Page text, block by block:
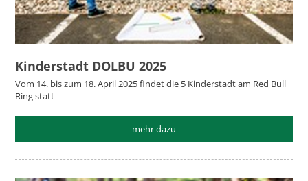
Kinderstadt DOLBU 2025
Vom 14. bis zum 18. April 2025 findet die 5 Kinderstadt am Red Bull
Ring statt
mehr dazu